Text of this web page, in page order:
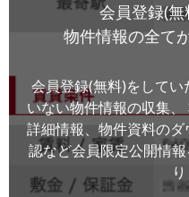
会員登録(
物件情報の全て
会員登録(無料)をして
いない物件情報の収集、
詳細情報、物件資料のダ
認など会員限定公開情